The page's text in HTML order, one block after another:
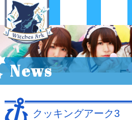
News
クッキングアーク3